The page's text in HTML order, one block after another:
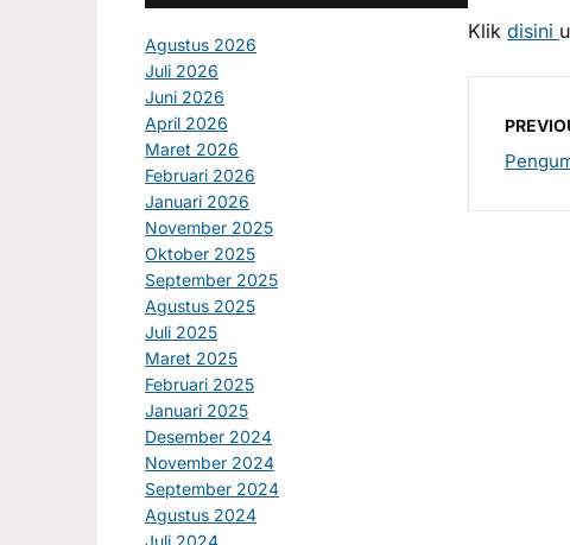
Klik disini
Agustus 2026
Juli 2026
Juni 2026
April 2026
Maret 2026
Februari 2026
Januari 2026
November 2025
Oktober 2025
September 2025
Agustus 2025
Juli 2025
Maret 2025
Februari 2025
Januari 2025
Desember 2024
November 2024
September 2024
Agustus 2024
Juli 2024